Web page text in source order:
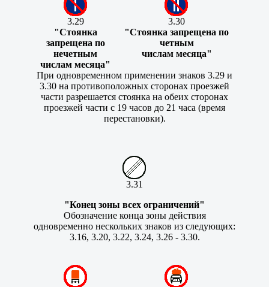
3.29
3.30
"Стоянка
запрещена по
нечетным
числам месяца"
"Стоянка запрещена по
четным
числам месяца"
При одновременном применении знаков 3.29 и
3.30 на противоположных сторонах проезжей
части разрешается стоянка на обеих сторонах
проезжей части с 19 часов до 21 часа (время
перестановки).
3.31
"Конец зоны всех ограничений"
Обозначение конца зоны действия
одновременно нескольких знаков из следующих:
3.16, 3.20, 3.22, 3.24, 3.26 - 3.30.